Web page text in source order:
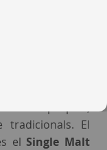
van durar 3
i amb cos,
lleugerament
pròpies,
tradicionals. El
elSingle Malt